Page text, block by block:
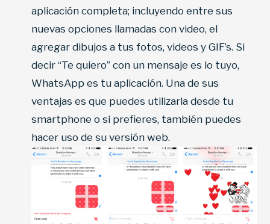
aplicación completa; incluyendo entre sus
nuevas opciones llamadas con video, el
agregar dibujos a tus fotos, videos y GIF’s. Si
decir “Te quiero” con un mensaje es lo tuyo,
WhatsApp es tu aplicación. Una de sus
ventajas es que puedes utilizarla desde tu
smartphone o si prefieres, también puedes
hacer uso de su versión web.